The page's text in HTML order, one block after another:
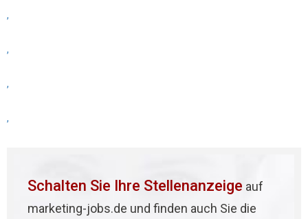
,
,
,
,
Schalten Sie Ihre Stellenanzeige auf
marketing-jobs.de und finden auch Sie die